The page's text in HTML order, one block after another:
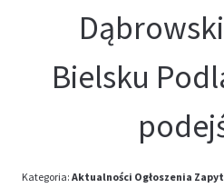
Bielsku
Kategoria: Aktualności Ogłoszenia